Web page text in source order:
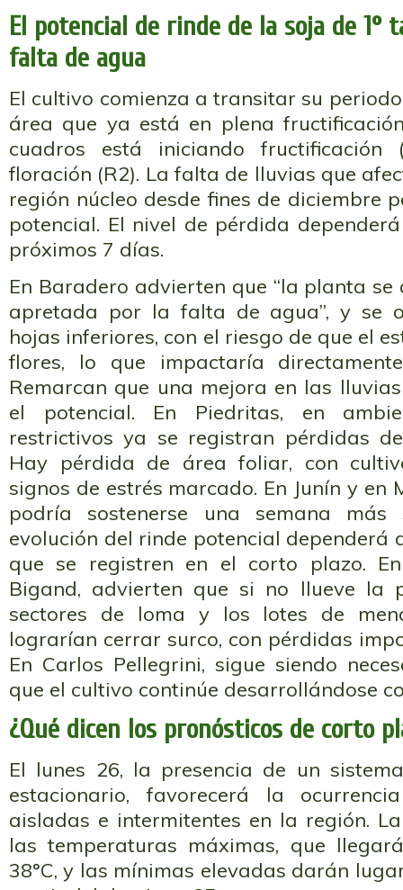
El potencial de rinde de la soja de 1°
falta de agua
El cultivo comienza a transitar su
área que ya está en plena
cuadros está iniciando
floración (R2). La falta de lluvias que
región núcleo desde fines de diciembre
potencial. El nivel de pérdida
próximos 7 días.
En Baradero advierten que “la planta
apretada por la falta de agua”, y se
hojas inferiores, con el riesgo de que el
flores, lo que impactaría
Remarcan que una mejora en las
el potencial. En Piedritas, en
restrictivos ya se registran pérdidas
Hay pérdida de área foliar, con
signos de estrés marcado. En Junín y en
podría sostenerse una semana
evolución del rinde potencial dependerá
que se registren en el corto plazo.
Bigand, advierten que si no llueve la
sectores de loma y los lotes de
lograrían cerrar surco, con pérdidas
En Carlos Pellegrini, sigue siendo
que el cultivo continúe desarrollándose
¿Qué dicen los pronósticos de corto
El lunes 26, la presencia de un
estacionario, favorecerá la
aisladas e intermitentes en la región.
las temperaturas máximas, que
38°C, y las mínimas elevadas darán